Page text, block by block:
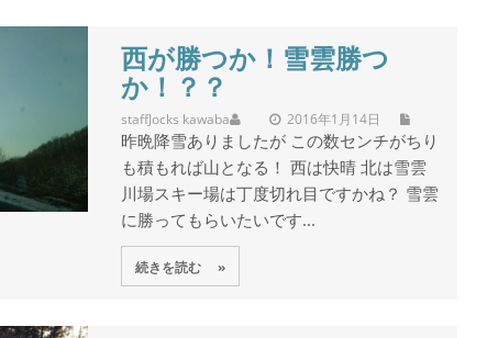
西が勝つか！雪雲勝つ
か！？？
staff 2016年1月14日
Jocks kawaba
昨晩降雪ありましたが この数センチがちり
も積もれば山となる！ 西は快晴 北は雪雲
川場スキー場は丁度切れ目ですかね？ 雪雲
に勝ってもらいたいです...
続きを読む »